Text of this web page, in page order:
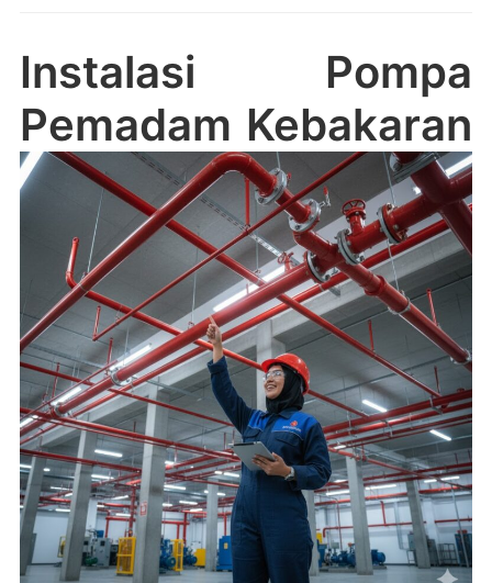
Instalasi Pompa
Pemadam Kebakaran